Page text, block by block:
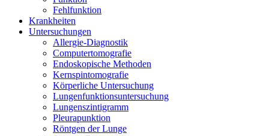
Fehlfunktion
Krankheiten
Untersuchungen
Allergie-Diagnostik
Computertomografie
Endoskopische Methoden
Kernspintomografie
Körperliche Untersuchung
Lungenfunktionsuntersuchung
Lungenszintigramm
Pleurapunktion
Röntgen der Lunge